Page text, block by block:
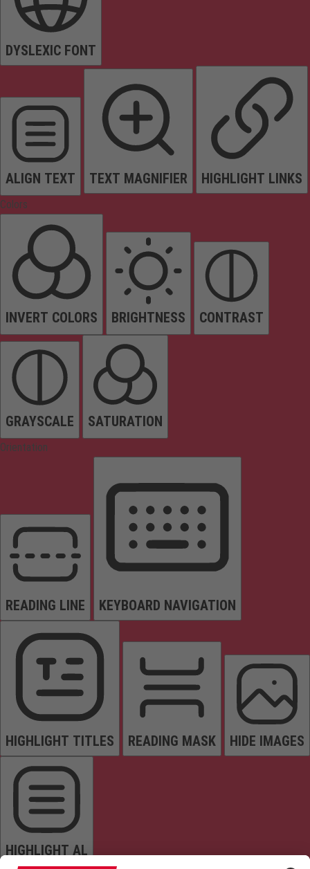
DYSLEXIC FONT
ALIGN TEXT TEXT MAGNIFIER HIGHLIGHT LINKS
Colors
INVERT COLORS BRIGHTNESS CONTRAST
GRAYSCALE SATURATION
Orientation
READING LINE KEYBOARD NAVIGATION
HIGHLIGHT TITLES READING MASK HIDE IMAGES
HIGHLIGHT AL